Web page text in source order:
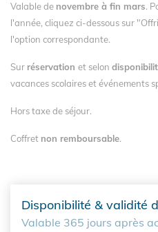
Valable de novembre à fin mars.
l'année, cliquez ci-dessous sur
l'option correspondante.
Sur réservation et selon
vacances scolaires et événements
Hors taxe de séjour.
Coffret non remboursable.
Disponibilité & validité
Valable 365 jours après